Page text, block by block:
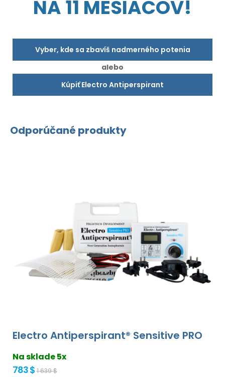
NA 11 MESIACOV!
Vyber, kde sa zbavíš nadmerného potenia
alebo
Kúpiť Electro Antiperspirant
Odporúčané produkty
Electro Antiperspirant® Sensitive PRO
Na sklade 5x
783 $ 1 639 $